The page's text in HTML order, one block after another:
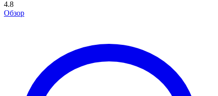
4.8
Обзор